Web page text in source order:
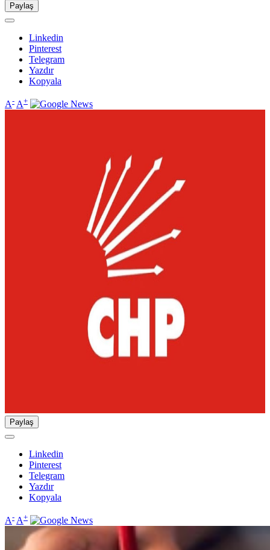
Paylaş
Linkedin
Pinterest
Telegram
Yazdır
Kopyala
A- A+
Paylaş
Linkedin
Pinterest
Telegram
Yazdır
Kopyala
A- A+